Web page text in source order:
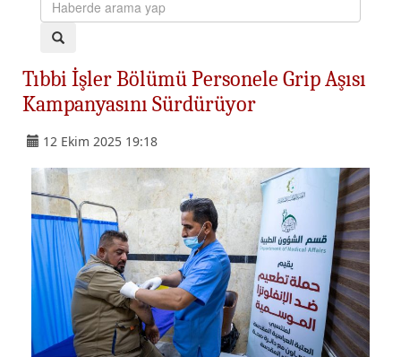
Tıbbi İşler Bölümü Personele Grip Aşısı
Kampanyasını Sürdürüyor
12 Ekim 2025 19:18